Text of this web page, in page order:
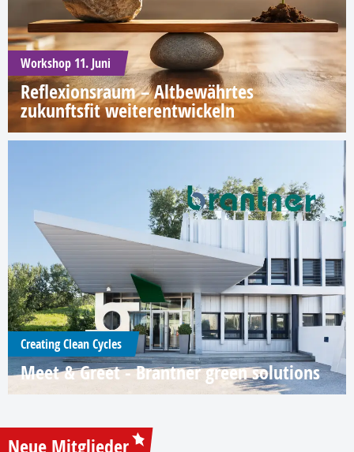
Workshop 11. Juni
Reflexionsraum – Altbewährtes
zukunftsfit weiterentwickeln
Creating Clean Cycles
Meet & Greet - Brantner green solutions
Neue Mitglieder